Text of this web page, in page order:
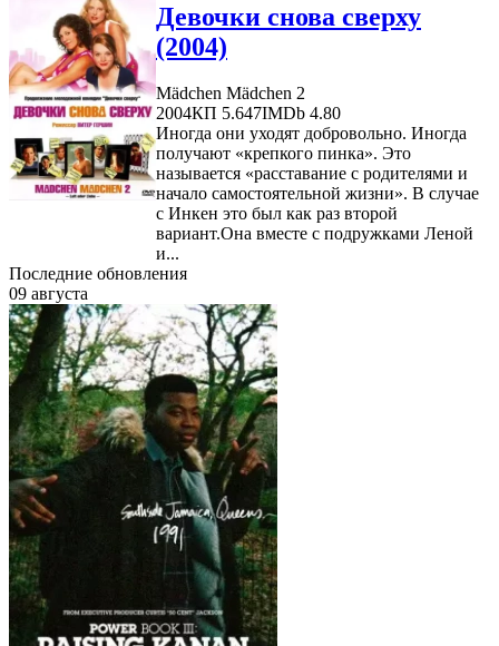
Девочки снова сверху
(2004)
Mädchen Mädchen 2
2004КП 5.647IMDb 4.80
Иногда они уходят добровольно. Иногда
получают «крепкого пинка». Это
называется «расставание с родителями и
начало самостоятельной жизни». В случае
с Инкен это был как раз второй
вариант.Она вместе с подружками Леной
и...
Последние обновления
09 августа